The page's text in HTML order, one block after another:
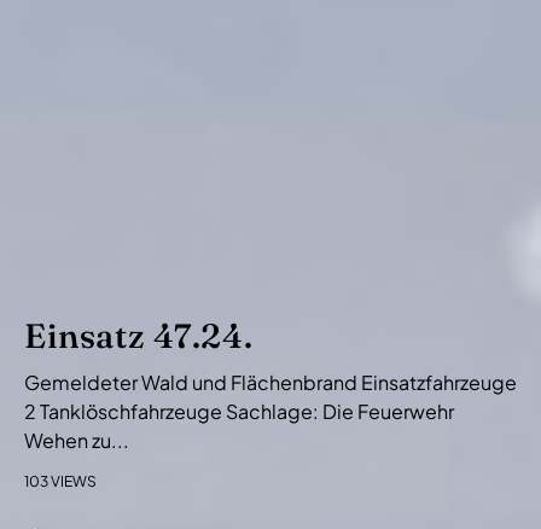
Einsatz 47.24.
Gemeldeter Wald und Flächenbrand Einsatzfahrzeuge
2 Tanklöschfahrzeuge Sachlage: Die Feuerwehr
Wehen zu...
103 VIEWS